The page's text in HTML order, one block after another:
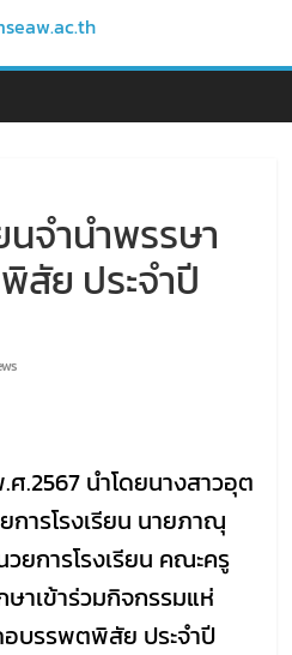
จำนำพรรษา
สัย ประจำปี
.2567นำโดยนางสาวอุต
ารโรงเรียน นายภาณุ
ยการโรงเรียน คณะครู
าเข้าร่วมกิจกรรมแห่
อบรรพตพิสัย ประจำปี